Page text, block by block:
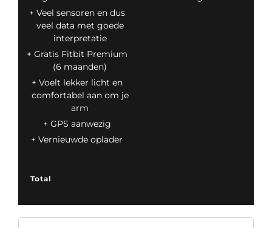
Total
Veel sensoren en dus
veel data met goede
interpretatie
Gratis Fitbit Premium
(6 maanden)
Voelt lekker licht en
comfortabel aan om je
arm
GPS aanwezig
Vernieuwde oplader